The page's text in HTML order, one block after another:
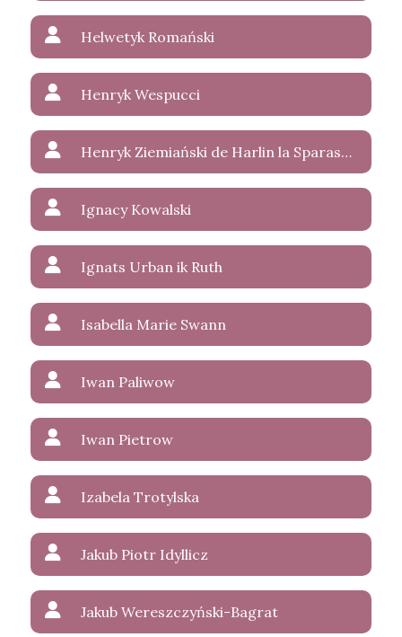
Helwetyk Romański
Henryk Wespucci
Henryk Ziemiański de Harlin la Sparasan
Ignacy Kowalski
Ignats Urban ik Ruth
Isabella Marie Swann
Iwan Paliwow
Iwan Pietrow
Izabela Trotylska
Jakub Piotr Idyllicz
Jakub Wereszczyński-Bagrat